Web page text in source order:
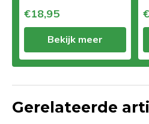
€18,95
Bekijk meer
Gerelateerde